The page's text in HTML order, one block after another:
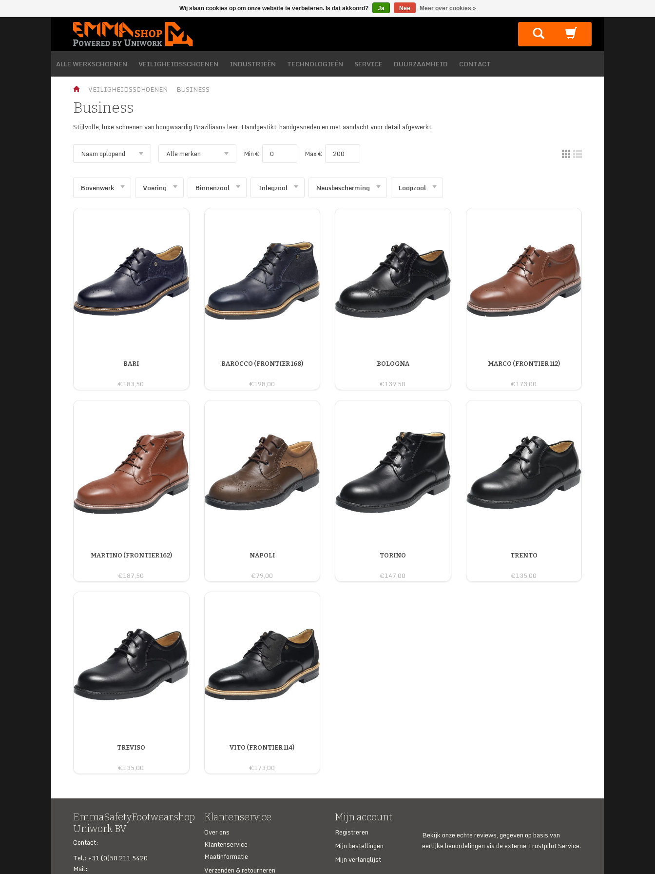
ALLE WERKSCHOENEN VEILIGHEIDSSCHOENEN INDUSTRIEËN TECHNOLOGIEËN SERVICE DUURZAAMHEID CONTACT
VEILIGHEIDSSCHOENEN BUSINESS
Business
Stijlvolle, luxe schoenen van hoogwaardig Braziliaans leer. Handgestikt, handgesneden en met aandacht voor detail afgewerkt.
Min € Max €
Bovenwerk Voering Binnenzool Inlegzool Neusbescherming Loopzool
BARI
€183,50
BAROCCO (FRONTIER 168)
€198,00
BOLOGNA
€139,50
MARCO (FRONTIER 112)
€173,00
MARTINO (FRONTIER 162)
€187,50
NAPOLI
€79,00
TORINO
€147,00
TRENTO
€135,00
TREVISO
€135,00
VITO (FRONTIER 114)
€173,00
EmmaSafetyFootwear.shop
Uniwork BV
Contact:
Tel.: +31 (0)50 211 5420
Mail:
Klantenservice
Over ons
Klantenservice
Maatinformatie
Verzenden & retourneren
Mijn account
Registreren
Mijn bestellingen
Mijn verlanglijst
Bekijk onze echte reviews, gegeven op basis van
eerlijke beoordelingen via de externe Trustpilot Service.
Wij slaan cookies op om onze website te verbeteren. Is dat akkoord? Ja Nee Meer over cookies »